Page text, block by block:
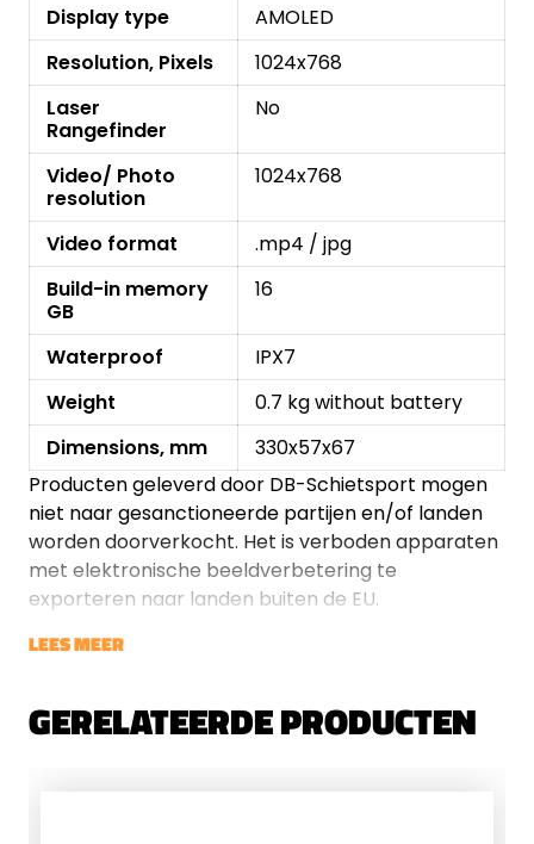
Display type
AMOLED
Resolution, Pixels
1024x768
Laser
Rangefinder
No
Video/ Photo
resolution
1024x768
Video format
.mp4 / jpg
Build-in memory
GB
16
Waterproof
IPX7
Weight
0.7 kg without battery
Dimensions, mm
330x57x67
Producten geleverd door DB-Schietsport mogen
niet naar gesanctioneerde partijen en/of landen
worden doorverkocht. Het is verboden apparaten
met elektronische beeldverbetering te
exporteren naar landen buiten de EU.
LEES MEER
GERELATEERDE PRODUCTEN